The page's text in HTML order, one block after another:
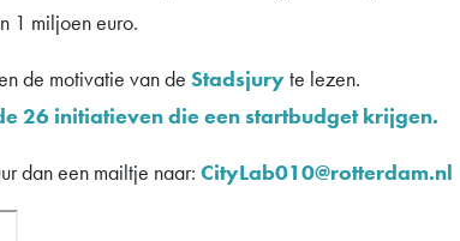
1 miljoen euro.
de motivatie van de Stadsjuryte lezen.
26 initiatieven die een startbudget krijgen.
dan een mailtje naar: CityLab010@rotterdam.nl